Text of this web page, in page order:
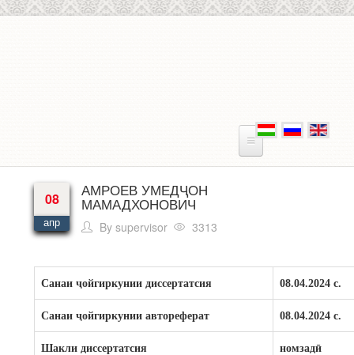
08
апр
АМРОЕВ УМЕДҶОН
МАМАДХОНОВИЧ
Bysupervisor 3313
Санаи ҷойгиркунии диссертатсия 08.04.2024 с.
Санаи ҷойгиркунии автореферат 08.04.2024 с.
Шакли диссертатсия номзадӣ